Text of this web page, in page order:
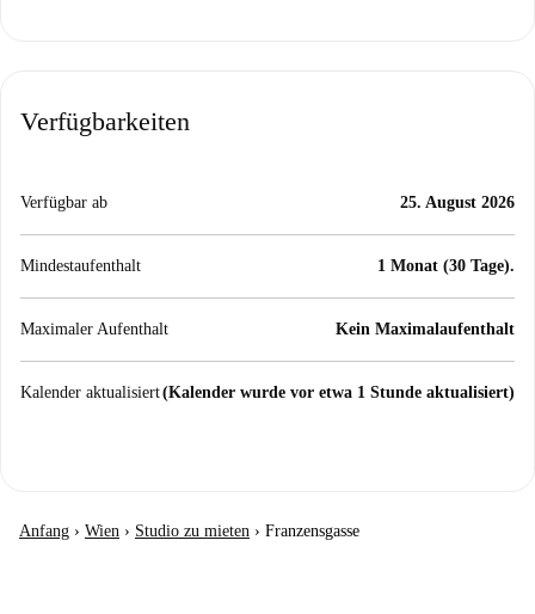
Verfügbarkeiten
Verfügbar ab 25. August 2026
Mindestaufenthalt 1 Monat (30 Tage).
Maximaler Aufenthalt Kein Maximalaufenthalt
Kalender aktualisiert(Kalender wurde vor etwa 1 Stunde aktualisiert)
Anfang › Wien › Studio zu mieten › Franzensgasse